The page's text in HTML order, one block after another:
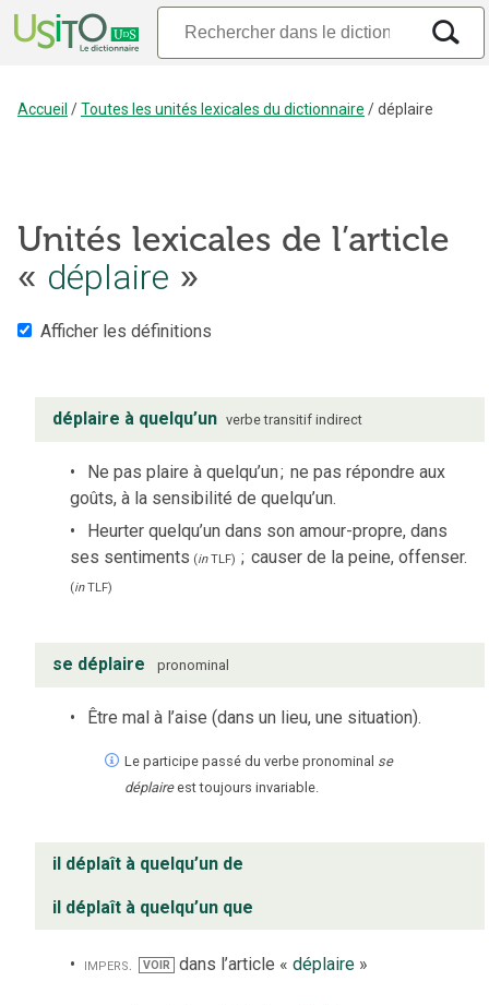
Accueil /Toutes les unités lexicales du dictionnaire /déplaire
Unités lexicales de l’article
« déplaire »
Afficher les définitions
déplaire à quelqu’un verbe transitif indirect
Ne pas plaire à quelqu’un; ne pas répondre aux
goûts, à la sensibilité de quelqu’un.
Heurter quelqu’un dans son amour-propre, dans
ses sentiments (inTLF) ; causer de la peine, offenser.
(inTLF)
se déplaire pronominal
Être mal à l’aise (dans un lieu, une situation).
Le participe passé du verbe pronominal se
déplaire est toujours invariable.
il déplaît à quelqu’un de
il déplaît à quelqu’un que
impers. VOIR dans l’article « déplaire»